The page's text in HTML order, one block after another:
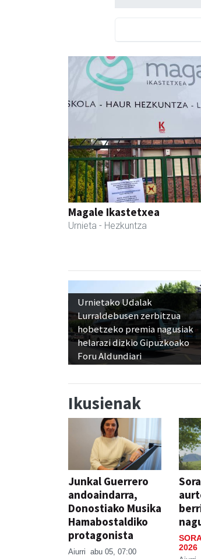
Magale Ikastetxea
Urnieta - Hezkuntza
Urnietako Udalak
Lurraldebusen zerbitzua
hobetzeko premia nagusiak
helarazi dizkio Gipuzkoako
Foru Aldundiari
Ikusienak
Junkal Guerrero
andoaindarra,
Donostiako Musika
Hamabostaldiko
protagonista
Aiurri abu 05, 07:00
2026